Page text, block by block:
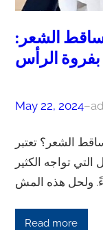
الشعر:
بفروة الرأس
May 22, 2024–
الشعر؟ تعتبر
تواجه الكثير
Read more